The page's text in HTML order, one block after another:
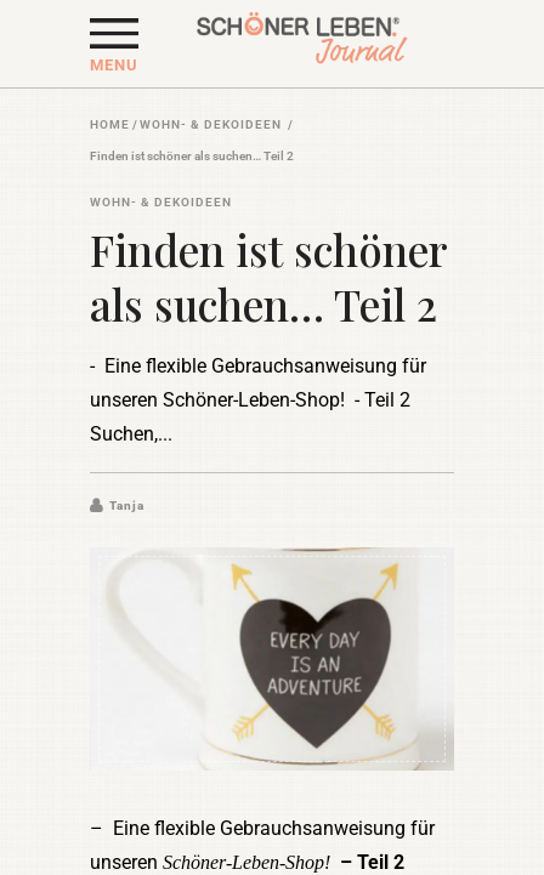
MENU
HOME /WOHN- & DEKOIDEEN /
Finden ist schöner als suchen… Teil 2
WOHN- & DEKOIDEEN
Finden ist schöner
als suchen… Teil 2
- Eine flexible Gebrauchsanweisung für
unseren Schöner-Leben-Shop! - Teil 2
Suchen,
Tanja
– Eine flexible Gebrauchsanweisung für
unseren Schöner-Leben-Shop! – Teil 2